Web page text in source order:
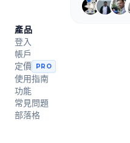
產品
登入
帳戶
定價
PRO
使用指南
功能
常見問題
部落格